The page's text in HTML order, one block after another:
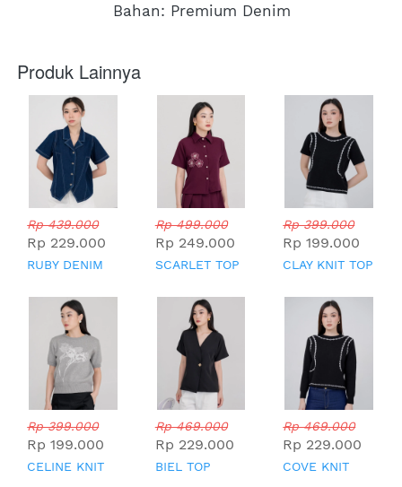
Bahan: Premium Denim
Produk Lainnya
Rp 439.000
Rp 229.000
RUBY DENIM
Rp 499.000
Rp 249.000
SCARLET TOP
Rp 399.000
Rp 199.000
CLAY KNIT TOP
Rp 399.000
Rp 199.000
CELINE KNIT
Rp 469.000
Rp 229.000
BIEL TOP
Rp 469.000
Rp 229.000
COVE KNIT